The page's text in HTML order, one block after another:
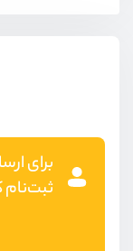
برای
ثبت‌نام